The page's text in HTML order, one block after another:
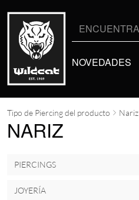
NOVEDADES
Tipo de Piercing del producto Nariz
NARIZ
PIERCINGS
JOYERÍA